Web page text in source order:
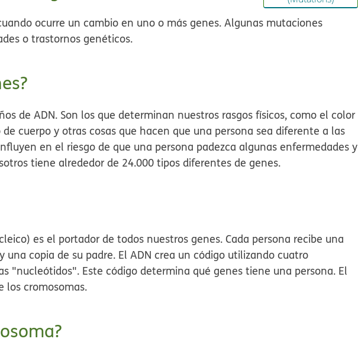
ocurre un cambio en uno o más genes. Algunas mutaciones
o trastornos genéticos.
de ADN. Son los que determinan nuestros rasgos físicos, como el color
cuerpo y otras cosas que hacen que una persona sea diferente a las
en el riesgo de que una persona padezca algunas enfermedades y
tiene alrededor de 24.000 tipos diferentes de genes.
es el portador de todos nuestros genes. Cada persona recibe una
una copia de su padre. El ADN crea un código utilizando cuatro
"nucleótidos". Este código determina qué genes tiene una persona. El
los cromosomas.